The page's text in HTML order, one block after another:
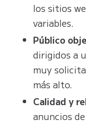
los sitios
variables.
Público
dirigidos a
muy
más alto.
Calidad y
anuncios